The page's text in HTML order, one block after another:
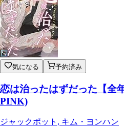
気になる 予約済み
恋は治ったはずだった【全
PINK)
ジャックポット, キム・ヨンハン